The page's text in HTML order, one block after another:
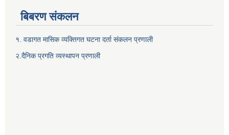
बिबरण संकलन
१. वडागत मासिक व्यक्तिगत घटना दर्ता संकलन प्रणाली
२.दैनिक प्रगति व्यस्थापन प्रणाली